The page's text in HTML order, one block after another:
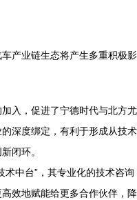
产业链生态将产生多重积极影
入，促进了宁德时代与北方尤
深度绑定，有利于形成从技术
闭环。
术中台”，其专业化的技术咨询
效地赋能给更多合作伙伴，降